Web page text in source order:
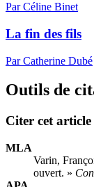
Par Céline Binet
La fin des fils
Par Catherine Dubé
Outils de
Citer cet article
MLA
Varin,
ouvert. »